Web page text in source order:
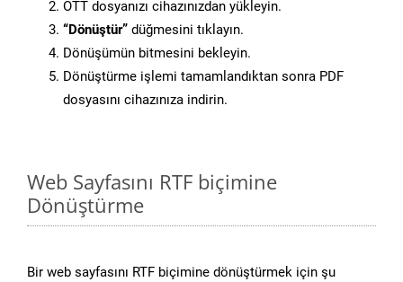
OTT dosyanızı cihazınızdan yükleyin.
“Dönüştür” düğmesini tıklayın.
Dönüşümün bitmesini bekleyin.
Dönüştürme işlemi tamamlandıktan sonra PDF
dosyasını cihazınıza indirin.
Web Sayfasını RTF biçimine
Dönüştürme
Bir web sayfasını RTF biçimine dönüştürmek için şu